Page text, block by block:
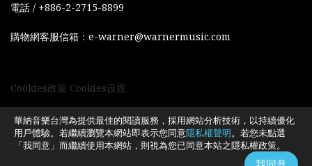
電話 / +886-2-2715-8899
購物網客服信箱：e-warner@warnermusic.com
Cookies政策 Cookies设置
華納音樂台灣為提供最佳的閱讀服務，採用網站分析技術，以持續優化
用戶體驗。若繼續瀏覽本網站即表示您同意隱私權聲明。若您未點選
「我同意」而繼續使用本網站，則視為您已同意本站之隱私權政策。